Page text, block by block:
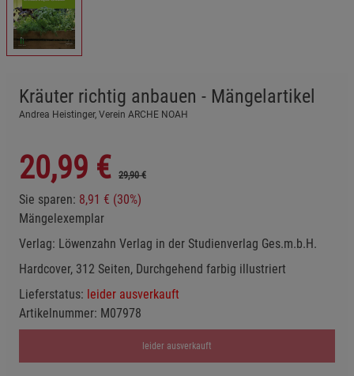
Kräuter richtig anbauen - Mängelartikel
Andrea Heistinger, Verein ARCHE NOAH
20,99 € 29,90 €
Sie sparen: 8,91 € (30%)
Mängelexemplar
Verlag: Löwenzahn Verlag in der Studienverlag Ges.m.b.H.
Hardcover, 312 Seiten, Durchgehend farbig illustriert
Lieferstatus: leider ausverkauft
Artikelnummer: M07978
leider ausverkauft